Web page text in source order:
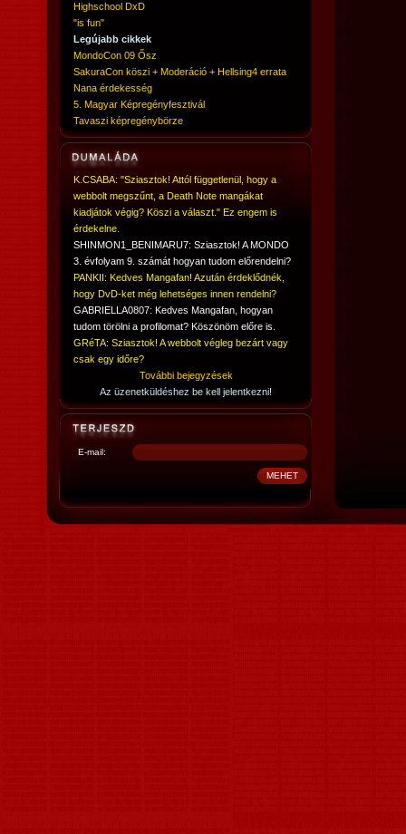
Highschool DxD
"is fun"
Legújabb cikkek
MondoCon 09 Ősz
SakuraCon köszi + Moderáció + Hellsing4 errata
Nana érdekesség
5. Magyar Képregényfesztivál
Tavaszi képregénybörze
K.CSABA: "Sziasztok! Attól függetlenül, hogy a
webbolt megszűnt, a Death Note mangákat
kiadjátok végig? Köszi a választ." Ez engem is
érdekelne.
SHINMON1_BENIMARU7: Sziasztok! A MONDO
3. évfolyam 9. számát hogyan tudom előrendelni?
PANKII: Kedves Mangafan! Azután érdeklődnék,
hogy DvD-ket még lehetséges innen rendelni?
GABRIELLA0807: Kedves Mangafan, hogyan
tudom törölni a profilomat? Köszönöm előre is.
GRéTA: Sziasztok! A webbolt végleg bezárt vagy
csak egy időre?
További bejegyzések
Az üzenetküldéshez be kell jelentkezni!
E-mail: